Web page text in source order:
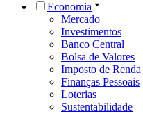
Economia
Mercado
Investimentos
Banco Central
Bolsa de Valores
Imposto de Renda
Finanças Pessoais
Loterias
Sustentabilidade